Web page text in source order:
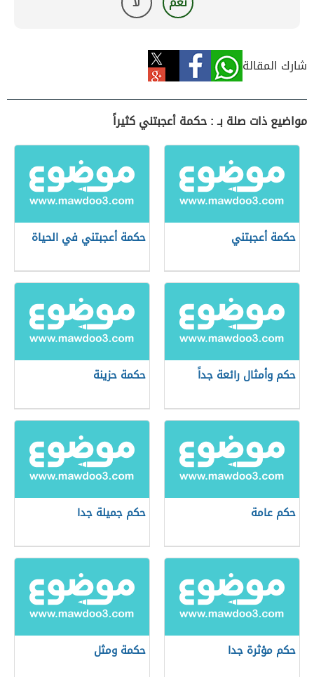
شارك المقالة
مواضيع ذات صلة بـ : حكمة أعجبتني كثيراً
حكمة أعجبتني حكمة أعجبتني في الحياة
حكم وأمثال رائعة جداً حكمة حزينة
حكم عامة حكم جميلة جدا
حكم مؤثرة جدا حكمة ومثل